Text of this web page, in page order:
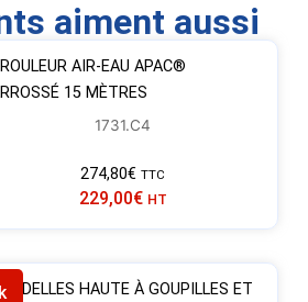
aiment aussi
AIR-EAU APAC®
15 MÈTRES
1731.C4
274,80€ TTC
229,00€ HT
HAUTE À GOUPILLES ET